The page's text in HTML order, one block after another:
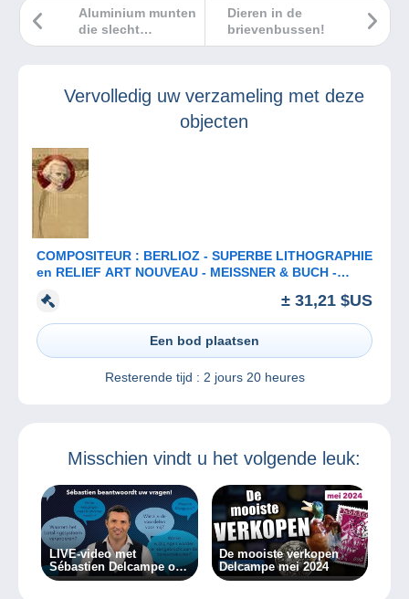
Dieren in de
brievenbussen!
Aluminium munten
die slecht
verouderen
Vervolledig uw verzameling met deze
objecten
COMPOSITEUR : BERLIOZ - SUPERBE LITHOGRAPHIE
en RELIEF ART NOUVEAU - MEISSNER & BUCH -
± 31,21 $US
Een bod plaatsen
Resterende tijd : 2 jours 20 heures
Misschien vindt u het volgende leuk:
LIVE-video met
Sébastien Delcampe op
07/03/2024!
De mooiste verkopen
Delcampe mei 2024